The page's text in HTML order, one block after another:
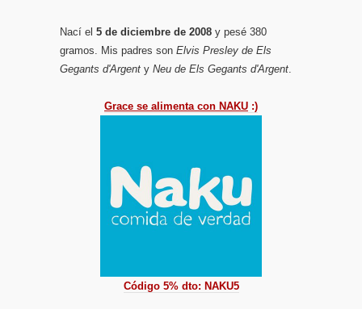
Nací el 5 de diciembre de 2008 y pesé 380
gramos. Mis padres son Elvis Presley de Els
Gegants d'Argent y Neu de Els Gegants d'Argent
Grace se alimenta con NAKU :)
Código 5% dto: NAKU5